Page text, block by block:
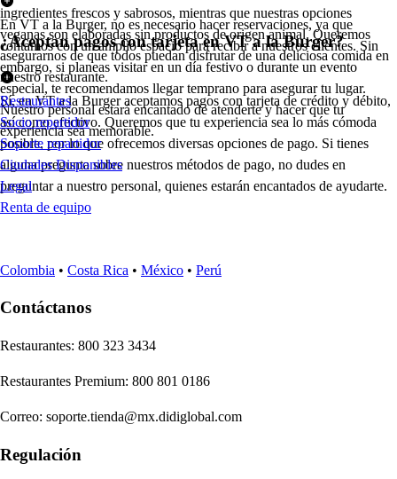
ingredientes frescos y sabrosos, mientras que nuestras opciones
veganas son elaboradas sin productos de origen animal. Queremos
asegurarnos de que todos puedan disfrutar de una deliciosa comida en
nuestro restaurante.
En VT a la Burger, no es necesario hacer reservaciones, ya que
contamos con un amplio espacio para recibir a nuestros clientes. Sin
embargo, si planeas visitar en un día festivo o durante un evento
especial, te recomendamos llegar temprano para asegurar tu lugar.
Nuestro personal estará encantado de atenderte y hacer que tu
experiencia sea memorable.
¿Aceptan pagos con tarjeta en VT a la Burger?
Sí, en VT a la Burger aceptamos pagos con tarjeta de crédito y débito,
así como efectivo. Queremos que tu experiencia sea lo más cómoda
posible, por lo que ofrecemos diversas opciones de pago. Si tienes
alguna pregunta sobre nuestros métodos de pago, no dudes en
preguntar a nuestro personal, quienes estarán encantados de ayudarte.
Restaurantes
Socio repartidor
Soporte repartidor
Ciudades Disponibles
Legal
Renta de equipo
Colombia • Costa Rica • México • Perú
Contáctanos
Restaurantes: 800 323 3434
Restaurantes Premium: 800 801 0186
Correo: soporte.tienda@mx.didiglobal.com
Regulación